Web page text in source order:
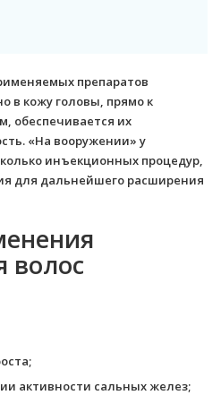
препаратов
в кожу головы, прямо к
обеспечивается их
«На вооружении» у
инъекционных процедур,
для дальнейшего расширения
волос
активности сальных желез;